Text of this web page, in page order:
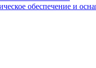
обеспечение и